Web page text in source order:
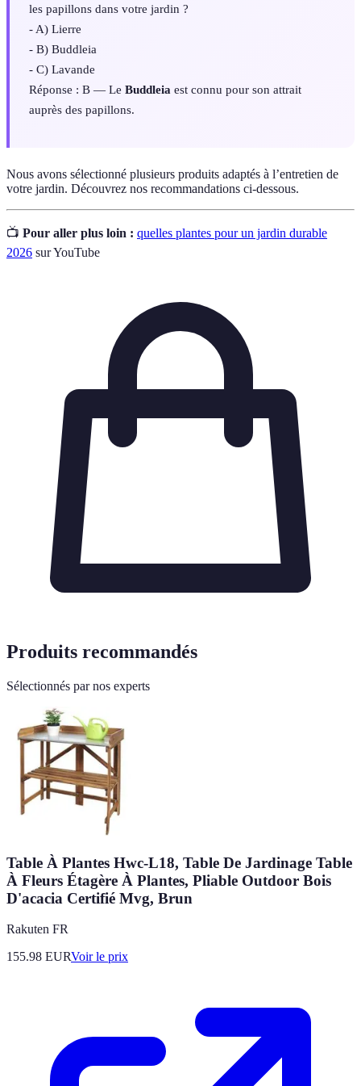
les papillons dans votre jardin ?
- A) Lierre
- B) Buddleia
- C) Lavande
Réponse : B — Le Buddleia est connu pour son attrait
auprès des papillons.
Nous avons sélectionné plusieurs produits adaptés à l’entretien de
votre jardin. Découvrez nos recommandations ci-dessous.
📺 Pour aller plus loin : quelles plantes pour un jardin durable
2026 sur YouTube
Produits recommandés
Sélectionnés par nos experts
Table À Plantes Hwc-L18, Table De Jardinage Table
À Fleurs Étagère À Plantes, Pliable Outdoor Bois
D'acacia Certifié Mvg, Brun
Rakuten FR
155.98 EURVoir le prix